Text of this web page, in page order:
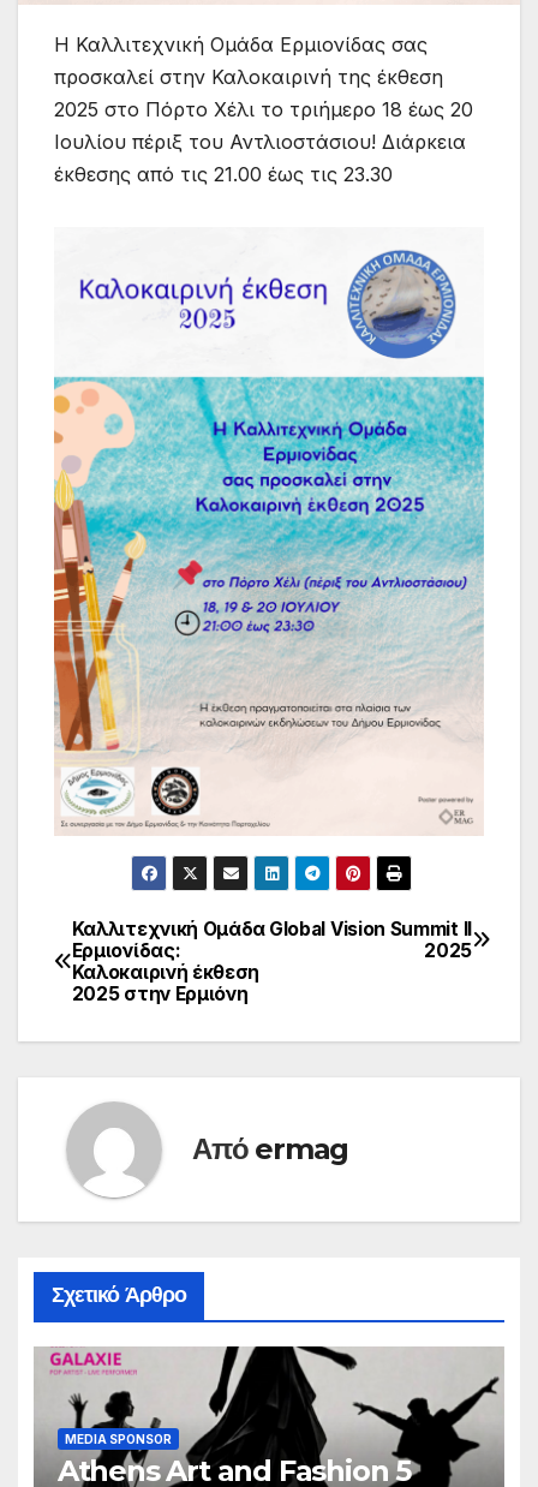
Η Καλλιτεχνική Ομάδα Ερμιονίδας σας
προσκαλεί στην Καλοκαιρινή της έκθεση
2025 στο Πόρτο Χέλι το τριήμερο 18 έως 20
Ιουλίου πέριξ του Αντλιοστάσιου! Διάρκεια
έκθεσης από τις 21.00 έως τις 23.30
Πλοήγηση
άρθρων
Global Vision Summit ΙΙ
2025
Καλλιτεχνική Ομάδα
Ερμιονίδας:
Καλοκαιρινή έκθεση
2025 στην Ερμιόνη
Από ermag
Σχετικό Άρθρο
MEDIA SPONSOR
Athens Art and Fashion 5